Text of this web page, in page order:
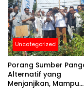
Uncategorized
Porang Sumber
Alternatif yang
Menjanjikan, Mampu